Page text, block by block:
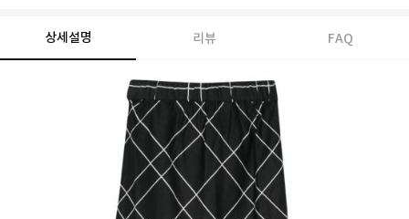
상세설명 리뷰 FAQ